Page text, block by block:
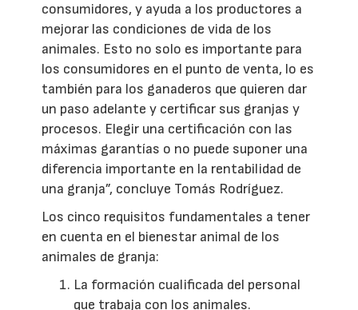
consumidores, y ayuda a los productores a
mejorar las condiciones de vida de los
animales. Esto no solo es importante para
los consumidores en el punto de venta, lo es
también para los ganaderos que quieren dar
un paso adelante y certificar sus granjas y
procesos. Elegir una certificación con las
máximas garantías o no puede suponer una
diferencia importante en la rentabilidad de
una granja”, concluye Tomás Rodríguez.
Los cinco requisitos fundamentales a tener
en cuenta en el bienestar animal de los
animales de granja:
La formación cualificada del personal
que trabaja con los animales.